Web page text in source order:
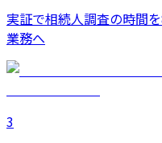
実証で相続人調査の時間
業務へ
3